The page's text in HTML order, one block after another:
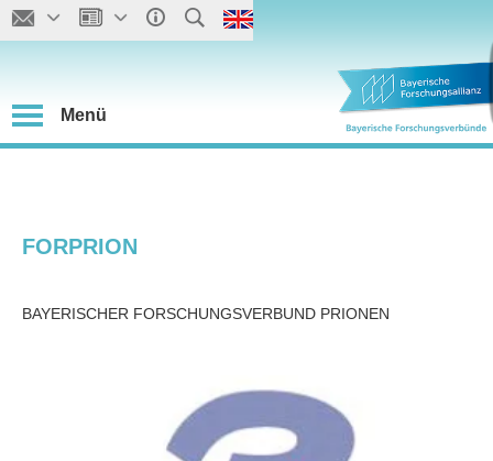
Menü
FORPRION
BAYERISCHER FORSCHUNGSVERBUND PRIONEN